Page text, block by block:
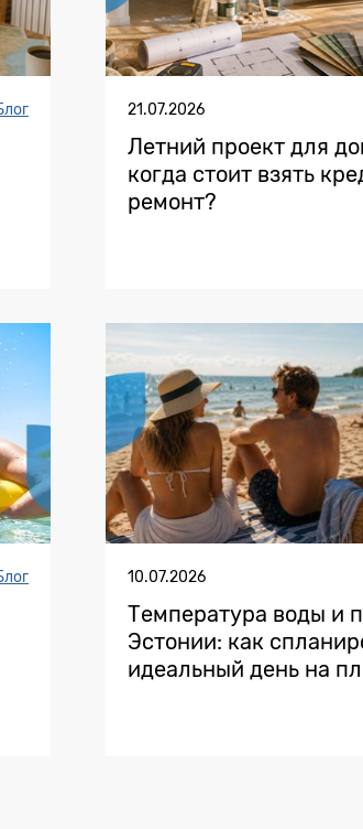
21.07.2026
Летний проект для
когда стоит взять
ремонт?
10.07.2026
Температура воды и
Эстонии: как
идеальный день на